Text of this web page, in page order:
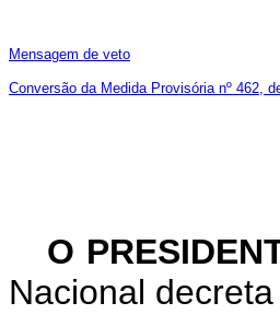
Mensagem de veto
Conversão da Medida Provisória nº 462,
O
Nacional